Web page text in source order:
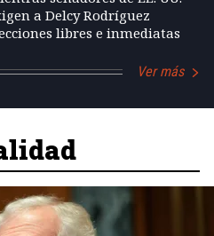
a Delcy Rodríguez
libres e inmediatas
Ver más